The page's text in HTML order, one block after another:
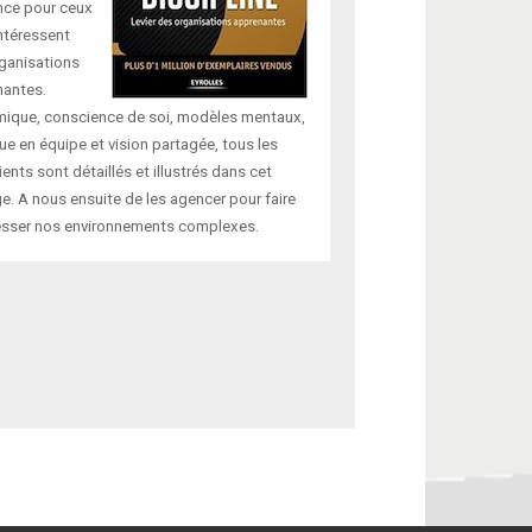
pour ceux
conscience de soi, modèles mentaux,
en équipe et vision partagée, tous les
sont détaillés et illustrés dans cet
A nous ensuite de les agencer pour faire
nos environnements complexes.